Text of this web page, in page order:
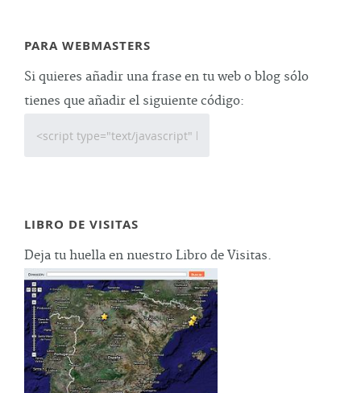
PARA WEBMASTERS
Si quieres añadir una frase en tu web o blog sólo
tienes que añadir el siguiente código:
LIBRO DE VISITAS
Deja tu huella en nuestro Libro de Visitas.